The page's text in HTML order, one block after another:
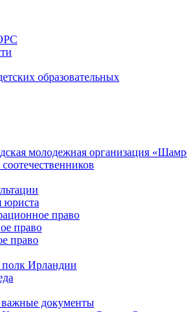
образовательных
молодежная организация
юриста
право
право
право
Ирландии
документы